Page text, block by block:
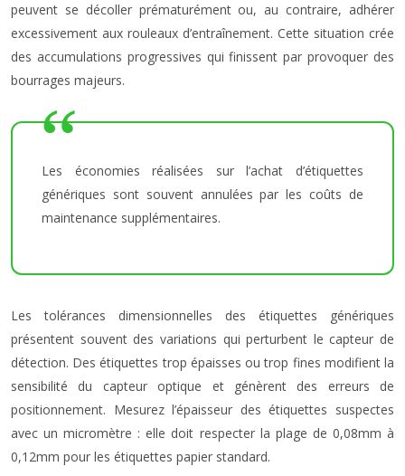
peuvent se décoller prématurément ou, au contraire, adhérer
excessivement aux rouleaux d’entraînement. Cette situation crée
des accumulations progressives qui finissent par provoquer des
bourrages majeurs.
Les économies réalisées sur l’achat d’étiquettes
génériques sont souvent annulées par les coûts de
maintenance supplémentaires.
Les tolérances dimensionnelles des étiquettes génériques
présentent souvent des variations qui perturbent le capteur de
détection. Des étiquettes trop épaisses ou trop fines modifient la
sensibilité du capteur optique et génèrent des erreurs de
positionnement. Mesurez l’épaisseur des étiquettes suspectes
avec un micromètre : elle doit respecter la plage de 0,08mm à
0,12mm pour les étiquettes papier standard.